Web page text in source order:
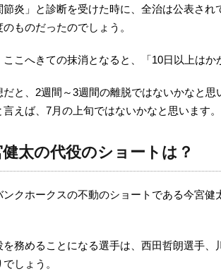
節炎」と診断を受けた時に、全治は公表さ
ものだったのでしょう。
ここへきての抹消となると、「10日以上はか
だと、2週間～3週間の離脱ではないかなと
言えば、7月の上旬ではないかなと思います。
太の代役のショートは？
ンクホークスの不動のショートである今宮
を務めることになる選手は、西田哲朗選手
しょう。